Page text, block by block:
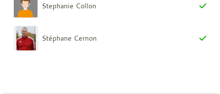
Stephanie Collon
Stéphane Cernon